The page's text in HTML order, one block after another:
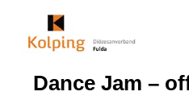
Dance Jam –